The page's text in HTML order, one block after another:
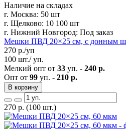
Наличие на складах
г. Москва: 50 шт
г. Щелково: 10 100 шт
г. Нижний Новгород: Под заказ
Мешки ПВД 20×25 см, с донным
270 р./уп
100 шт./ уп.
Мелкий опт от 33 уп. - 240 р.
Опт от 99 уп. - 210 р.
В корзину
270 р. (100 шт.)